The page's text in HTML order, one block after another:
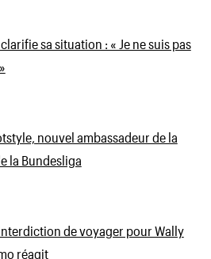
sa situation : « Je ne suis pas
nouvel ambassadeur de la
la Bundesliga
de voyager pour Wally
réagit